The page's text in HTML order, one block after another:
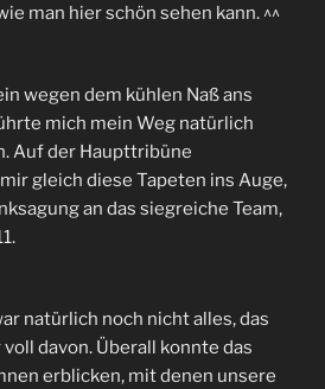
man hier schön sehen kann. ^^
wegen dem kühlen Naß ans
mich mein Weg natürlich
Auf der Haupttribüne
gleich diese Tapeten ins Auge,
an das siegreiche Team,
natürlich noch nicht alles, das
davon. Überall konnte das
erblicken, mit denen unsere